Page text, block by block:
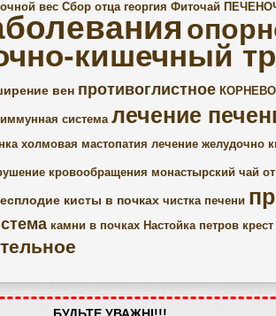
вес Сбор отца георгия Фиточай
кишечный
вен противоглистное
иммунная система лечение
холмовая мастопатия лечение желудочно
кровообращения монастырский чай
кисты в почках чистка печени
камни в почках Настойка петров крест